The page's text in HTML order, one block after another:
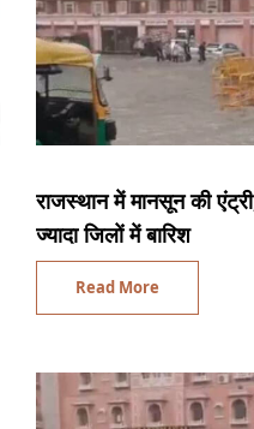
राजस्थान में मानसून की
ज्यादा जिलों में बारिश
Read More